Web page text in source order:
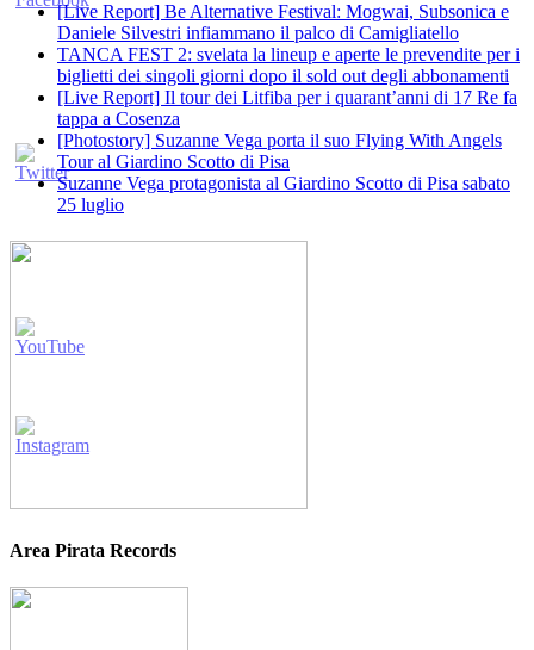
[Live Report] Be Alternative Festival: Mogwai, Subsonica e
Daniele Silvestri infiammano il palco di Camigliatello
TANCA FEST 2: svelata la lineup e aperte le prevendite per i
biglietti dei singoli giorni dopo il sold out degli abbonamenti
[Live Report] Il tour dei Litfiba per i quarant’anni di 17 Re fa
tappa a Cosenza
[Photostory] Suzanne Vega porta il suo Flying With Angels
Tour al Giardino Scotto di Pisa
Suzanne Vega protagonista al Giardino Scotto di Pisa sabato
25 luglio
Area Pirata Records